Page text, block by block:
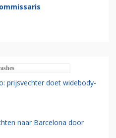
prijsvechter doet widebody-
naar Barcelona door